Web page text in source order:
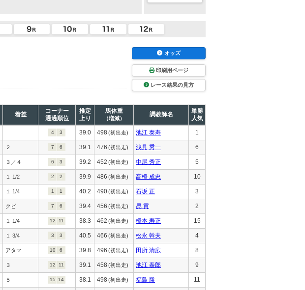
オッズ
印刷用ページ
レース結果の見方
着差
コーナー
通過順位
推定
上り
馬体重
（増減）
調教師名
単勝
人気
4 3 39.0 498(初出走) 池江 泰寿 1
２ 7 6 39.1 476 (初出走) 浅見 秀一 6
３／４ 6 3 39.2 452 (初出走) 中尾 秀正 5
１ 1/2 2 2 39.9 486 (初出走) 高橋 成忠 10
１ 1/4 1 1 40.2 490(初出走) 石坂 正 3
クビ 7 6 39.4 456 (初出走) 昆 貢 2
１ 1/4 12 11 38.3 462 (初出走) 橋本 寿正 15
１ 3/4 3 3 40.5 466 (初出走) 松永 幹夫 4
アタマ 10 6 39.8 496 (初出走) 田所 清広 8
３ 12 11 39.1 458 (初出走) 池江 泰郎 9
５ 15 14 38.1 498(初出走) 福島 勝 11